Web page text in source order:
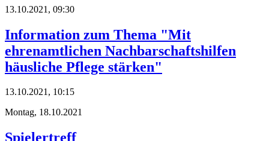
13.10.2021, 09:30
Information zum Thema "Mit
ehrenamtlichen Nachbarschaftshilfen
häusliche Pflege stärken"
13.10.2021, 10:15
Montag, 18.10.2021
Spielertreff